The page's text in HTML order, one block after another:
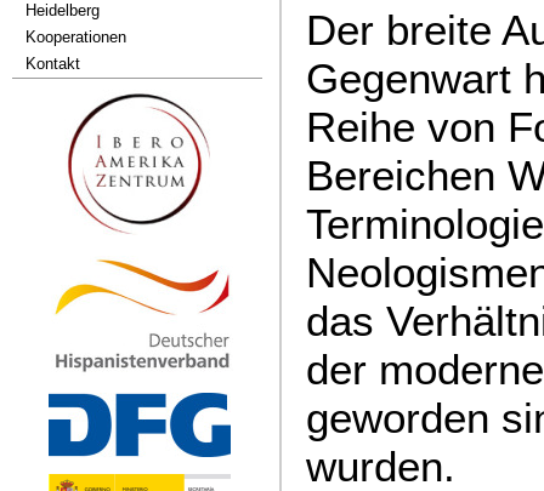
Heidelberg
Kooperationen
Kontakt
Der breite
Gegenwart
Reihe von
Bereichen
das
der
geworden
wurden.